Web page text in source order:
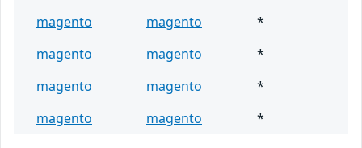
magento
magento
*
magento
magento
*
magento
magento
*
magento
magento *